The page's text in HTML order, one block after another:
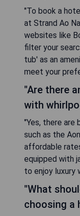
"To book a
at Strand Ao
websites like
filter your
tub' as an
meet your
"Are there
with
"Yes, there are
such as the
affordable
equipped with
to enjoy luxury
"What
choosing a